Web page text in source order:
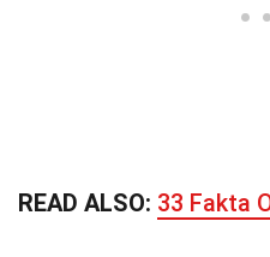
READ ALSO: 33 Fakta